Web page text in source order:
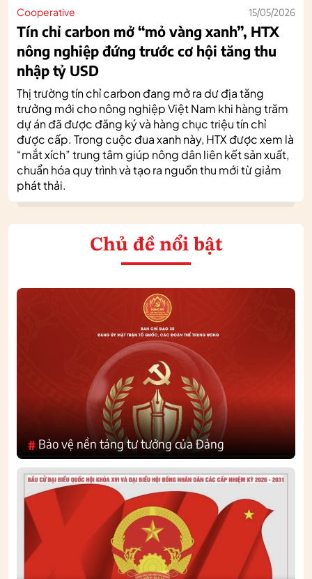
Cooperative 15/05/2026
Tín chỉ carbon mở “mỏ vàng xanh”, HTX
nông nghiệp đứng trước cơ hội tăng thu
nhập tỷ USD
Thị trường tín chỉ carbon đang mở ra dư địa tăng
trưởng mới cho nông nghiệp Việt Nam khi hàng trăm
dự án đã được đăng ký và hàng chục triệu tín chỉ
được cấp. Trong cuộc đua xanh này, HTX được xem là
“mắt xích” trung tâm giúp nông dân liên kết sản xuất,
chuẩn hóa quy trình và tạo ra nguồn thu mới từ giảm
phát thải.
Chủ đề nổi bật
# Bảo vệ nền tảng tư tưởng của Đảng